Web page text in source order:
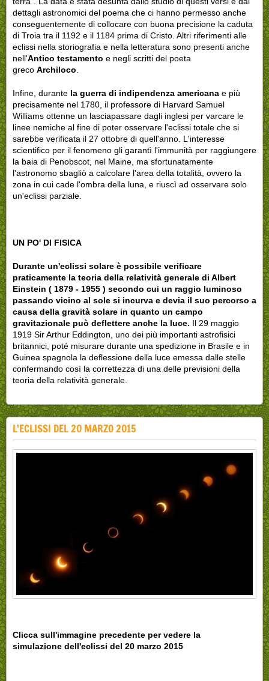
dettagli astronomici del poema che ci hanno permesso anche
conseguentemente di collocare con buona precisione la caduta
di Troia tra il 1192 e il 1184 prima di Cristo. Altri riferimenti alle
eclissi nella storiografia e nella letteratura sono presenti anche
nell'Antico testamento e negli scritti del poeta
greco Archiloco.
Infine, durante la guerra di indipendenza americana e più
precisamente nel 1780, il professore di Harvard Samuel
Williams ottenne un lasciapassare dagli inglesi per varcare le
linee nemiche al fine di poter osservare l'eclissi totale che si
sarebbe verificata il 27 ottobre di quell'anno. L'interesse
scientifico per il fenomeno gli garantì l'immunità per raggiungere
la baia di Penobscot, nel Maine, ma sfortunatamente
l'astronomo sbagliò a calcolare l'area della totalità, ovvero la
zona in cui cade l'ombra della luna, e riuscì ad osservare solo
un'eclissi parziale.
UN PO' DI FISICA
Durante un'eclissi solare è possibile verificare
praticamente la teoria della relatività generale di Albert
Einstein ( 1879 - 1955 ) secondo cui un raggio luminoso
passando vicino al sole si incurva e devia il suo percorso a
causa della gravità solare in quanto un campo
gravitazionale può deflettere anche la luce. Il 29 maggio
1919 Sir Arthur Eddington, uno dei più importanti astrofisici
britannici, poté misurare durante una spedizione in Brasile e in
Guinea spagnola la deflessione della luce emessa dalle stelle
confermando così la correttezza di una delle previsioni della
teoria della relatività generale.
L'ECLISSI DEL 20 MARZO 2015
Clicca sull'immagine precedente per vedere la
simulazione dell'eclissi del 20 marzo 2015